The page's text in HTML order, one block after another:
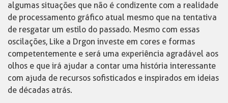
algumas situações que não é condizente com a realidade
de processamento gráfico atual mesmo que na tentativa
de resgatar um estilo do passado. Mesmo com essas
oscilações, Like a Drgon investe em cores e formas
competentemente e será uma experiência agradável aos
olhos e que irá ajudar a contar uma história interessante
com ajuda de recursos sofisticados e inspirados em ideias
de décadas atrás.